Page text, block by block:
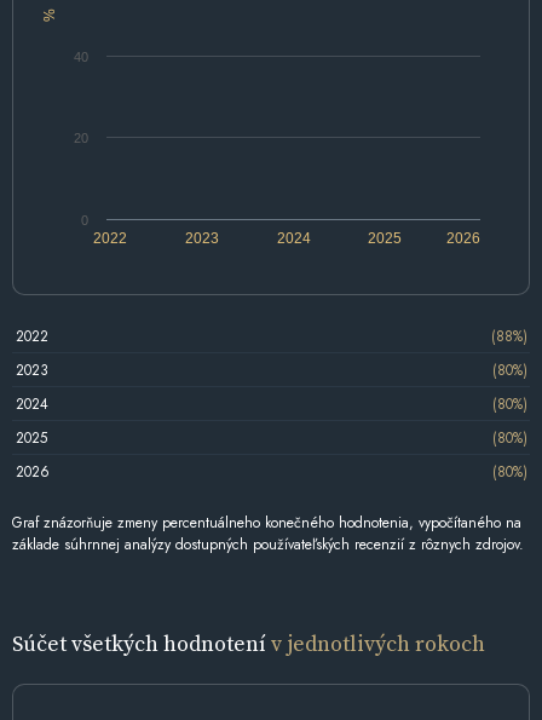
%
2022 2024 2026
2023 2025
0
20
40
2022
(88%)
2023
(80%)
2024
(80%)
2025
(80%)
2026
(80%)
Graf znázorňuje zmeny percentuálneho konečného hodnotenia, vypočítaného na
základe súhrnnej analýzy dostupných používateľských recenzií z rôznych zdrojov.
Súčet všetkých hodnotenív jednotlivých rokoch